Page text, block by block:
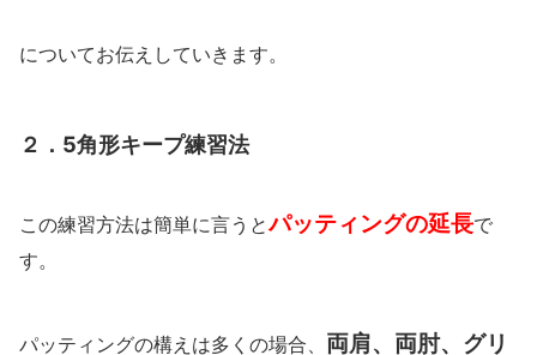
についてお伝えしていきます。
２．5角形キープ練習法
この練習方法は簡単に言うとパッティングの延長で
す。
パッティングの構えは多くの場合、 両肩、両肘、グリ